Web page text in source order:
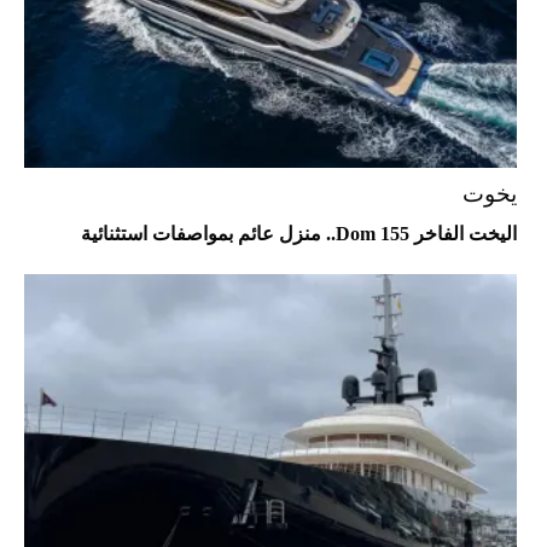
Aston Martin Valiant: على هوى الأبطال
أفضل تدريج للشعر الطويل لإطلالة جريئة وعصرية
يخوت
اليخت الفاخر Dom 155.. منزل عائم بمواصفات استثنائية